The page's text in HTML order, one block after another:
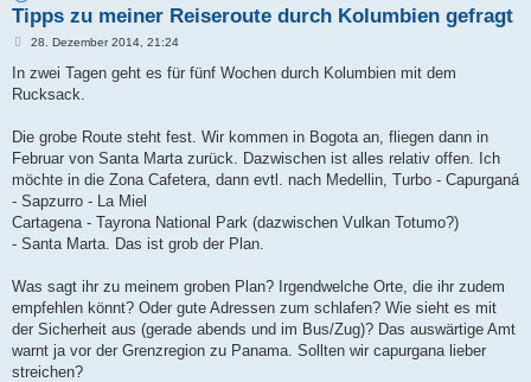
Tipps zu meiner Reiseroute durch Kolumbien gefragt
B
r
28. Dezember 2014, 21:24
In zwei Tagen geht es für fünf Wochen durch Kolumbien mit dem
Rucksack.
Die grobe Route steht fest. Wir kommen in Bogota an, fliegen dann in
Februar von Santa Marta zurück. Dazwischen ist alles relativ offen. Ich
möchte in die Zona Cafetera, dann evtl. nach Medellin, Turbo - Capurganá
- Sapzurro - La Miel
Cartagena - Tayrona National Park (dazwischen Vulkan Totumo?)
- Santa Marta. Das ist grob der Plan.
Was sagt ihr zu meinem groben Plan? Irgendwelche Orte, die ihr zudem
empfehlen könnt? Oder gute Adressen zum schlafen? Wie sieht es mit
der Sicherheit aus (gerade abends und im Bus/Zug)? Das auswärtige Amt
warnt ja vor der Grenzregion zu Panama. Sollten wir capurgana lieber
streichen?